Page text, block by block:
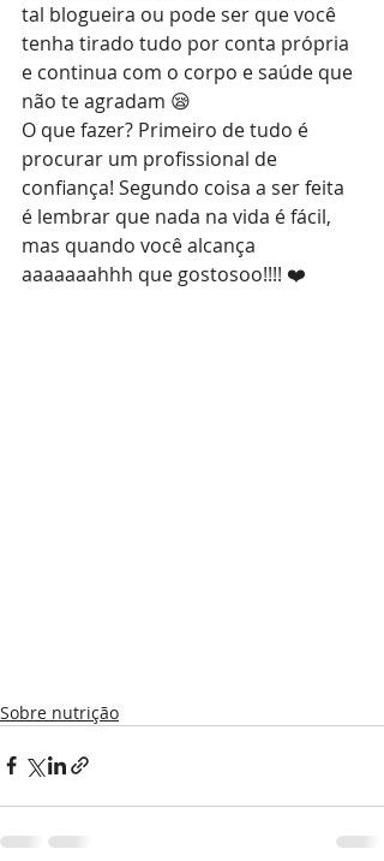
tal blogueira ou pode ser que você
tenha tirado tudo por conta própria
e continua com o corpo e saúde que
não te agradam 😪
O que fazer? Primeiro de tudo é
procurar um profissional de
confiança! Segundo coisa a ser feita
é lembrar que nada na vida é fácil,
mas quando você alcança
aaaaaaahhh que gostosoo!!!! ❤️
Sobre nutrição